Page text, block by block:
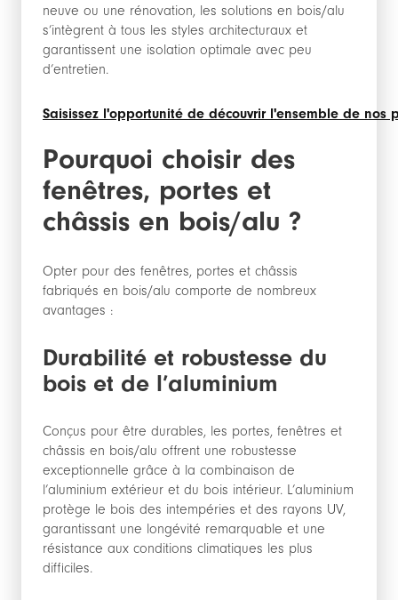
neuve ou une rénovation, les solutions en bois/alu
s’intègrent à tous les styles architecturaux et
garantissent une isolation optimale avec peu
d’entretien.
Saisissez l'opportunité de découvrir l'ensemble de nos
Pourquoi choisir des
fenêtres, portes et
châssis en bois/alu ?
Opter pour des fenêtres, portes et châssis
fabriqués en bois/alu comporte de nombreux
avantages :
Durabilité et robustesse du
bois et de l’aluminium
Conçus pour être durables, les portes, fenêtres et
châssis en bois/alu offrent une robustesse
exceptionnelle grâce à la combinaison de
l’aluminium extérieur et du bois intérieur. L’aluminium
protège le bois des intempéries et des rayons UV,
garantissant une longévité remarquable et une
résistance aux conditions climatiques les plus
difficiles.